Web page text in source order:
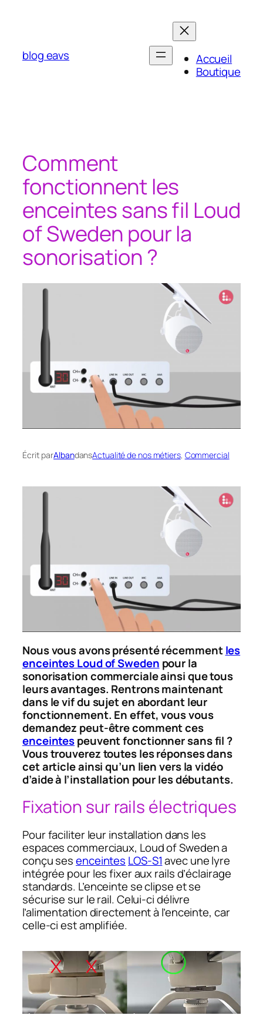
blog eavs
Accueil
Boutique
Comment
fonctionnent les
enceintes sans fil Loud
of Sweden pour la
sonorisation ?
Écrit parAlbandansActualité de nos métiers, Commercial
Nous vous avons présenté récemmentles
enceintes Loud of Sweden pour la
sonorisation commerciale ainsi que tous
leurs avantages. Rentrons maintenant
dans le vif du sujet en abordant leur
fonctionnement. En effet, vous vous
demandez peut-être comment ces
enceintespeuvent fonctionner sans fil ?
Vous trouverez toutes les réponses dans
cet article ainsi qu’un lien vers la vidéo
d’aide à l’installation pour les débutants.
Fixation sur rails électriques
Pour faciliter leur installation dans les
espaces commerciaux, Loud of Sweden a
conçu sesenceintes LOS-S1avec une lyre
intégrée pour les fixer aux rails d’éclairage
standards. L’enceinte se clipse et se
sécurise sur le rail. Celui-ci délivre
l’alimentation directement à l’enceinte, car
celle-ci est amplifiée.